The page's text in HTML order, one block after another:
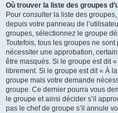
Où trouver la liste des groupes
Pour consulter la liste des
depuis votre panneau de
groupes, sélectionnez le groupe
Toutefois, tous les groupes ne
nécessiter une approbation,
être masqués. Si le groupe est dit
librement. Si le groupe est dit « À
groupe mais votre demande
groupe. Ce dernier pourra vous
le groupe et ainsi décider s’il
pas le chef de groupe s’il annule